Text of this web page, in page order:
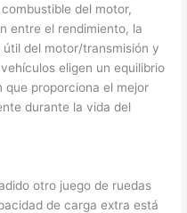
del motor,
entre el rendimiento, la
del motor/transmisión y
eligen un equilibrio
proporciona el mejor
durante la vida del
otro juego de ruedas
de carga extra está